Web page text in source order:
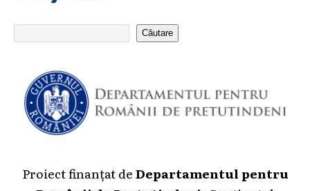
Căutare
Proiect finanțat deDepartamentul pentru